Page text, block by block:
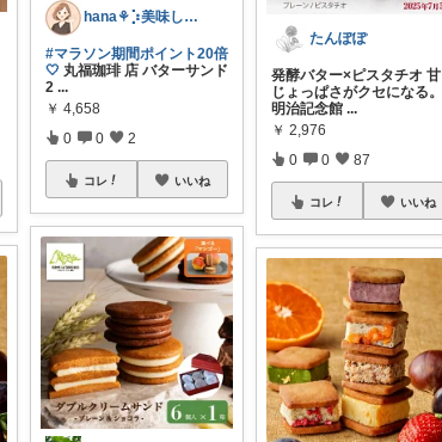
hana‎‎⚘⡱美味しい暮らし🤍𐙚
#マラソン期間ポイント20倍
🤍 丸福珈琲 店 バターサンド
2 ...
￥ 4,658
0 0 2
コレ いいね
たんぽぽ
発酵バター×ピスタチオ 甘
じょっぱさがクセになる。
明治記念館 ...
￥ 2,976
0 0 87
コレ いいね